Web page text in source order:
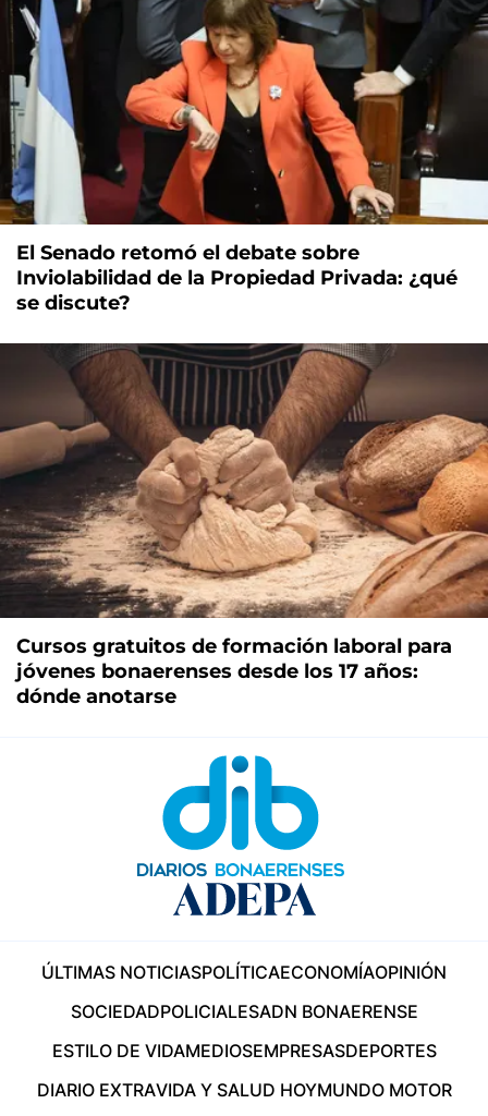
El Senado retomó el debate sobre
Inviolabilidad de la Propiedad Privada: ¿qué
se discute?
Cursos gratuitos de formación laboral para
jóvenes bonaerenses desde los 17 años:
dónde anotarse
ÚLTIMAS NOTICIASPOLÍTICAECONOMÍAOPINIÓN
SOCIEDADPOLICIALESADN BONAERENSE
ESTILO DE VIDAMEDIOSEMPRESASDEPORTES
DIARIO EXTRAVIDA Y SALUD HOYMUNDO MOTOR